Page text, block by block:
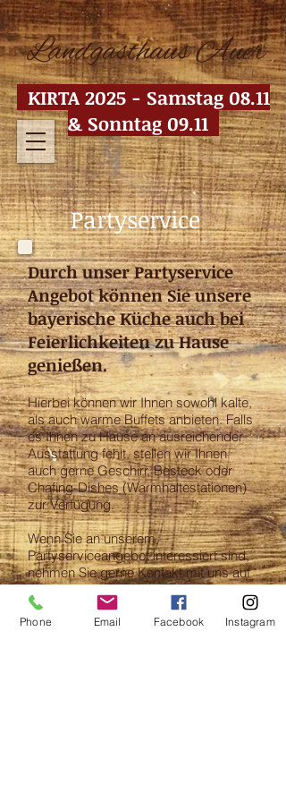
KIRTA 2025 - Samstag 08.11
& Sonntag 09.11
Partyservice
Durch unser Partyservice
Angebot können Sie unsere
bayerische Küche auch bei
Feierlichkeiten zu Hause
genießen.
Hierbei können wir Ihnen sowohl kalte,
als auch warme Buffets anbieten. Falls
es Ihnen zu Hause an ausreichender
Ausstattung fehlt, stellen wir Ihnen
auch gerne Geschirr, Besteck oder
Chafing-Dishes (Warmhaltestationen)
zur Verfügung.
Wenn Sie an unserem
Partyserviceangebot interessiert sind,
nehmen Sie gerne Kontakt mit uns auf
und wir geben Ihnen weitere
Auskünfte.
Phone Email Facebook Instagram